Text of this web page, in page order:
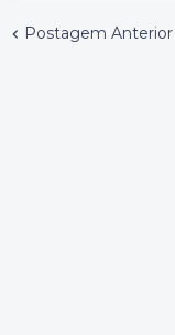
Postagem Anterior